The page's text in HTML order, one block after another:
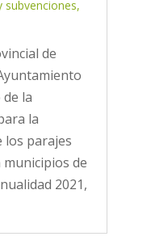
subvenciones,
de
la
la
los parajes
de
2021,